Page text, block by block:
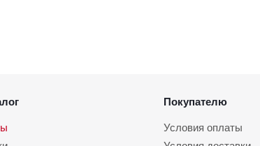
Покупателю
Условия оплаты